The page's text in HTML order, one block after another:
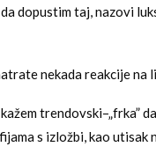
dopustim taj, nazovi
nekada reakcije na
trendovski–„frka”
s izložbi, kao utisak